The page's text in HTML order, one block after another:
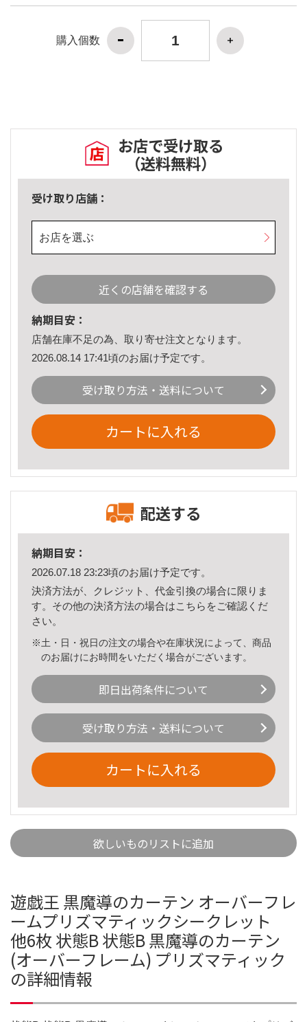
購入個数
お店で受け取る
（送料無料）
受け取り店舗：
お店を選ぶ
近くの店舗を確認する
納期目安：
店舗在庫不足の為、取り寄せ注文となります。
2026.08.14 17:41頃のお届け予定です。
受け取り方法・送料について
カートに入れる
配送する
納期目安：
2026.07.18 23:23頃のお届け予定です。
決済方法が、クレジット、代金引換の場合に限りま
す。その他の決済方法の場合はこちら をご確認くだ
さい。
※土・日・祝日の注文の場合や在庫状況によって、商品
のお届けにお時間をいただく場合がございます。
即日出荷条件について
受け取り方法・送料について
カートに入れる
欲しいものリストに追加
遊戯王 黒魔導のカーテン オーバーフレ
ームプリズマティックシークレット
他6枚 状態B 状態B 黒魔導のカーテン
(オーバーフレーム) プリズマティック
の詳細情報